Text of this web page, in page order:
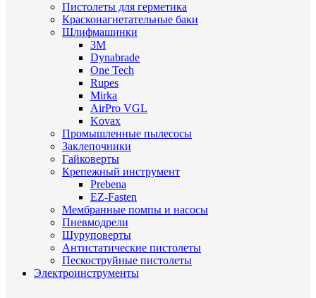
Пистолеты для герметика
Красконагнетательные баки
Шлифмашинки
3M
Dynabrade
One Tech
Rupes
Mirka
AirPro VGL
Kovax
Промышленные пылесосы
Заклепочники
Гайковерты
Крепежный инструмент
Prebena
EZ-Fasten
Мембранные помпы и насосы
Пневмодрели
Шуруповерты
Антистатические пистолеты
Пескоструйные пистолеты
Электроинструменты